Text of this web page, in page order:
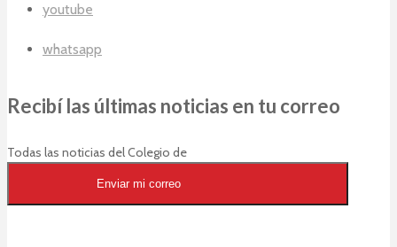
youtube
whatsapp
Recibí las últimas noticias en tu correo
Todas las noticias del Colegio de
Arquitectos en tu casilla de correos
Enviar mi correo